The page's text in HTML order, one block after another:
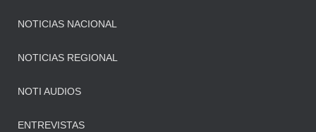
NOTICIAS NACIONAL
NOTICIAS REGIONAL
NOTI AUDIOS
ENTREVISTAS